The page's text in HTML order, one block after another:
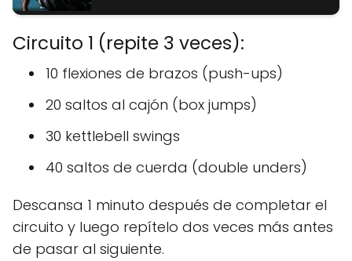
Circuito 1 (repite 3 veces):
10 flexiones de brazos (push-ups)
20 saltos al cajón (box jumps)
30 kettlebell swings
40 saltos de cuerda (double unders)
Descansa 1 minuto después de completar el
circuito y luego repítelo dos veces más antes
de pasar al siguiente.